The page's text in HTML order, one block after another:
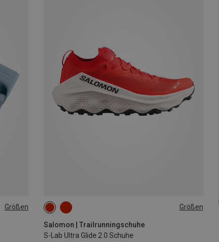
Größen Größen
Salomon | Trailrunningschuhe
S-Lab Ultra Glide 2.0 Schuhe